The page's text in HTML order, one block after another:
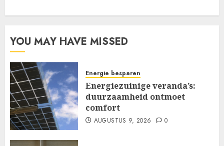
YOU MAY HAVE MISSED
Energie besparen
Energiezuinige veranda’s:
duurzaamheid ontmoet
comfort
AUGUSTUS 9, 2026 0